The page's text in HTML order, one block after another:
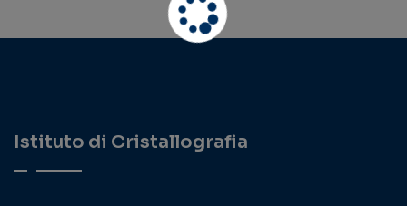
Istituto di Cristallografia